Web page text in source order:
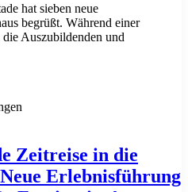
hat sieben neue
begrüßt. Während einer
Auszubildenden und
Zeitreise in die
Erlebnisführung